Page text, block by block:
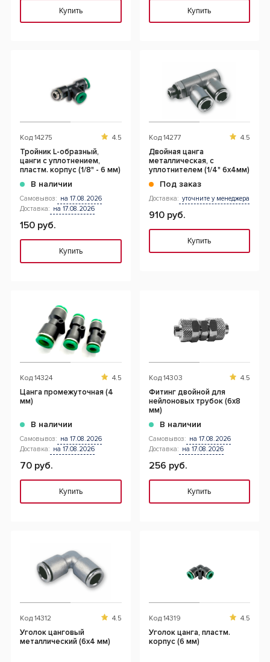
Купить Купить
Код 14275 4.5
Тройник L-образный,
цанги с уплотнением,
пластм. корпус (1/8" - 6 мм)
В наличии
Самовывоз: на 17.08.2026
Доставка: на 17.08.2026
150 руб.
Купить
Код 14277 4.5
Двойная цанга
металлическая, с
уплотнителем (1/4" 6x4мм)
Под заказ
Доставка: уточните у менеджера
910 руб.
Купить
Код 14324 4.5
Цанга промежуточная (4
мм)
В наличии
Самовывоз: на 17.08.2026
Доставка: на 17.08.2026
70 руб.
Купить
Код 14303 4.5
Фитинг двойной для
нейлоновых трубок (6х8
мм)
В наличии
Самовывоз: на 17.08.2026
Доставка: на 17.08.2026
256 руб.
Купить
Код 14312 4.5
Уголок цанговый
металлический (6х4 мм)
Код 14319 4.5
Уголок цанга, пластм.
корпус (6 мм)